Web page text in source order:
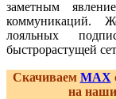
заметным
коммуникаций.
лояльных
быстрорастущей
Скачиваем MAX
на